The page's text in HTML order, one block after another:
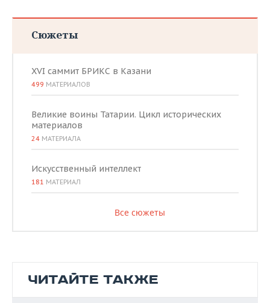
Сюжеты
XVI саммит БРИКС в Казани
499 МАТЕРИАЛОВ
Великие воины Татарии. Цикл исторических
материалов
24 МАТЕРИАЛА
Искусственный интеллект
181 МАТЕРИАЛ
Все сюжеты
ЧИТАЙТЕ ТАКЖЕ